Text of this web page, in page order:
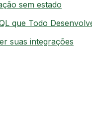
sem estado
que Todo
suas integrações